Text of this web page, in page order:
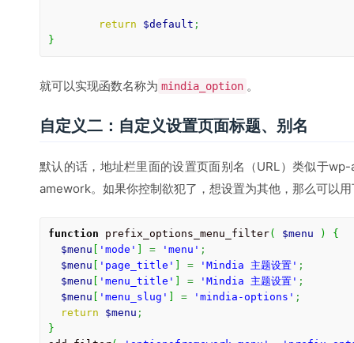
return $default ;
}
就可以实现函数名称为 mindia_option 。
自定义二：自定义设置页面标题、别名
默认的话，地址栏里面的设置页面别名（URL）类似于
amework。如果你控制欲犯了，想设置为其他，那么可以
function prefix_options_menu_filter( $menu )
{
$menu
'mode' = 'menu' ;
$menu
'page_title' = 'Mindia 主题设置' ;
$menu
'menu_title' = 'Mindia 主题设置' ;
$menu
'menu_slug' = 'mindia-options' ;
return
$menu ;
}